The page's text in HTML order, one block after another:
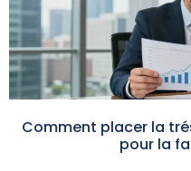
Comment placer la
pour la